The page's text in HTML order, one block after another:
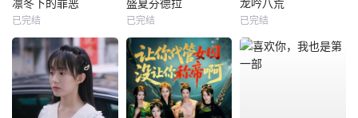
凛冬下的罪恶
已完结
盛夏芬德拉
已完结
龙吟八荒
已完结